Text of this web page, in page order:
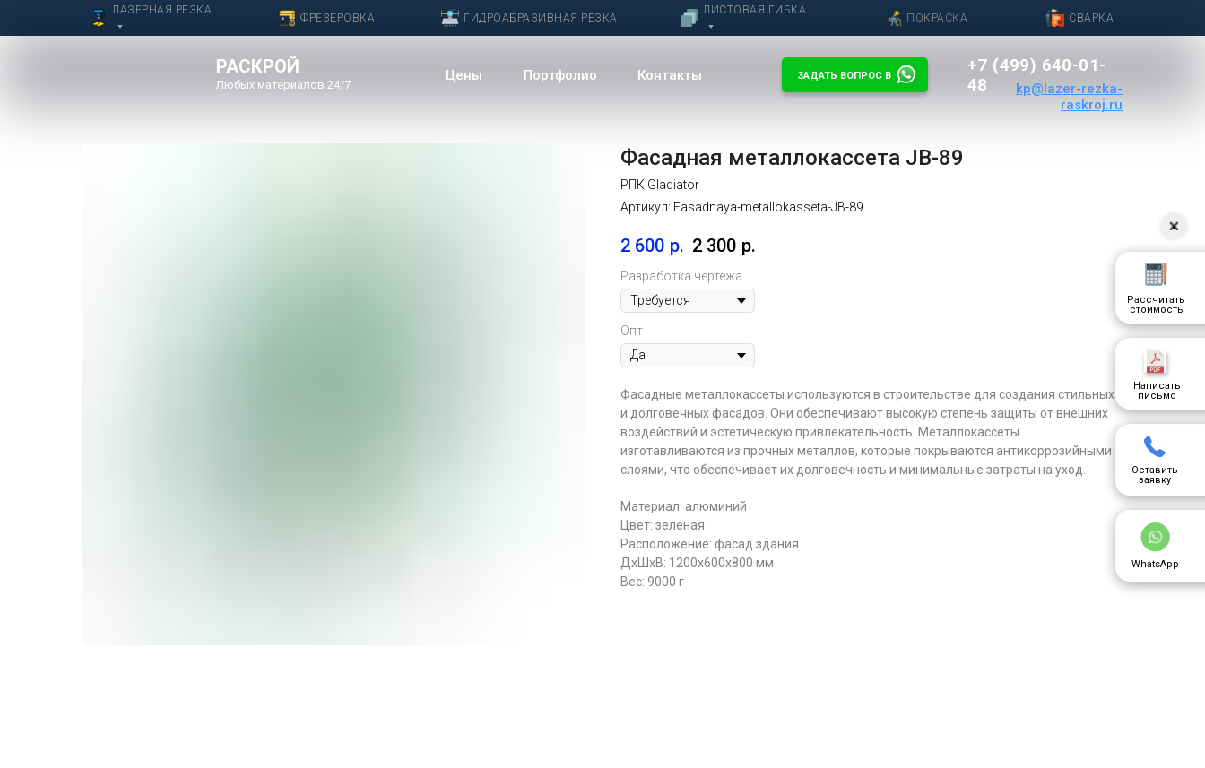
ПОКРАСКА
ЛАЗЕРНАЯ РЕЗКА
ФРЕЗЕРОВКА СВАРКА
ГИДРОАБРАЗИВНАЯ РЕЗКА
ЛИСТОВАЯ ГИБКА
+7 (499) 640-01-
48
kp@lazer-rezka-
raskroj.ru
Цены Портфолио
РАСКРОЙ
Любых материалов 24/7
Контакты ЗАДАТЬ ВОПРОС В
Написать
письмо
Оставить
заявку
Рассчитать
стоимость
WhatsApp
Фасадная металлокассета JB-89
РПК Gladiator
Артикул: Fasadnaya-metallokasseta-JB-89
2 600 р. 2 300 р.
Разработка чертежа
Опт
Фасадные металлокассеты используются в строительстве для создания стильных
и долговечных фасадов. Они обеспечивают высокую степень защиты от внешних
воздействий и эстетическую привлекательность. Металлокассеты
изготавливаются из прочных металлов, которые покрываются антикоррозийными
слоями, что обеспечивает их долговечность и минимальные затраты на уход.
Материал: алюминий
Цвет: зеленая
Расположение: фасад здания
ДxШxВ: 1200x600x800 мм
Вес: 9000 г